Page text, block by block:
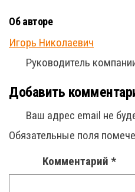
Об авторе
Игорь Николаевич
Руководитель
Добавить
Ваш адрес email не
Обязательные поля
Комментарий *